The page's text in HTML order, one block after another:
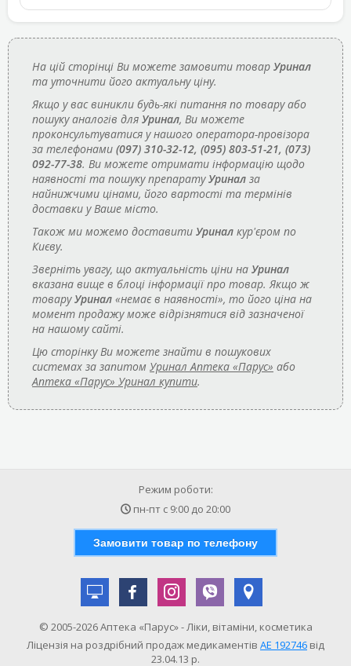
На цій сторінці Ви можете замовити товар Уринал
та уточнити його актуальну ціну.
Якщо у вас виникли будь-які питання по товару або
пошуку аналогів для Уринал, Ви можете
проконсультуватися у нашого оператора-провізора
за телефонами (097) 310-32-12, (095) 803-51-21, (073)
092-77-38. Ви можете отримати інформацію щодо
наявності та пошуку препаратуУринал за
найнижчими цінами, його вартості та термінів
доставки у Ваше місто.
Також ми можемо доставити Уринал кур'єром по
Києву.
Зверніть увагу, що актуальність ціни на Уринал
вказана вище в блоці інформації про товар. Якщо ж
товаруУринал «немає в наявності», то його ціна на
момент продажу може відрізнятися від зазначеної
на нашому сайті.
Цю сторінку Ви можете знайти в пошукових
системах за запитом Уринал Аптека «Парус» або
Аптека «Парус» Уринал купити.
Режим роботи:
пн-пт с 9:00 до 20:00
Замовити товар по телефону
© 2005-2026 Аптека «Парус» - Ліки, вітаміни, косметика
Ліцензія на роздрібний продаж медикаментів АE 192746 від
23.04.13 р.